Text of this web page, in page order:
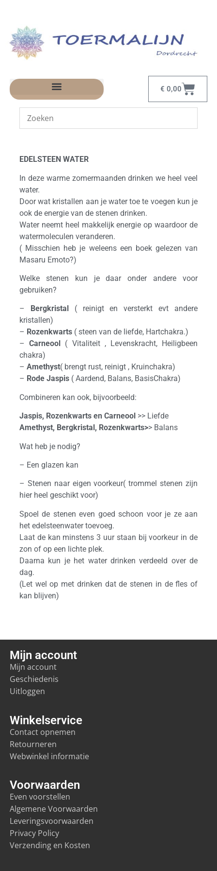
€ 0,00
EDELSTEEN WATER
In deze warme zomermaanden drinken we heel veel
water.
Door wat kristallen aan je water toe te voegen kun je
ook de energie van de stenen drinken.
Water neemt heel makkelijk energie op waardoor de
watermoleculen veranderen.
( Misschien heb je weleens een boek gelezen van
Masaru Emoto?)
Welke stenen kun je daar onder andere voor
gebruiken?
– Bergkristal
( reinigt en versterkt evt andere
kristallen)
– Rozenkwarts ( steen van de liefde, Hartchakra.)
–Carneool ( Vitaliteit , Levenskracht, Heiligbeen
chakra)
– Amethyst( brengt rust, reinigt , Kruinchakra)
– Rode Jaspis ( Aardend, Balans, BasisChakra)
Combineren kan ook, bijvoorbeeld:
Jaspis, Rozenkwarts en Carneool >> Liefde
Amethyst, Bergkristal, Rozenkwarts>> Balans
Wat heb je nodig?
– Een glazen kan
– Stenen naar eigen voorkeur( trommel stenen zijn
hier heel geschikt voor)
Spoel de stenen even goed schoon voor je ze aan
het edelsteenwater toevoeg.
Laat de kan minstens 3 uur staan bij voorkeur in de
zon of op een lichte plek.
Daarna kun je het water drinken verdeeld over de
dag.
(Let wel op met drinken dat de stenen in de fles of
kan blijven)
Voorwaarden
Even voorstellen
Algemene Voorwaarden
Leveringsvoorwaarden
Privacy Policy
Verzending en Kosten
Winkelservice
Contact opnemen
Retourneren
Webwinkel informatie
Mijn account
Mijn account
Geschiedenis
Uitloggen